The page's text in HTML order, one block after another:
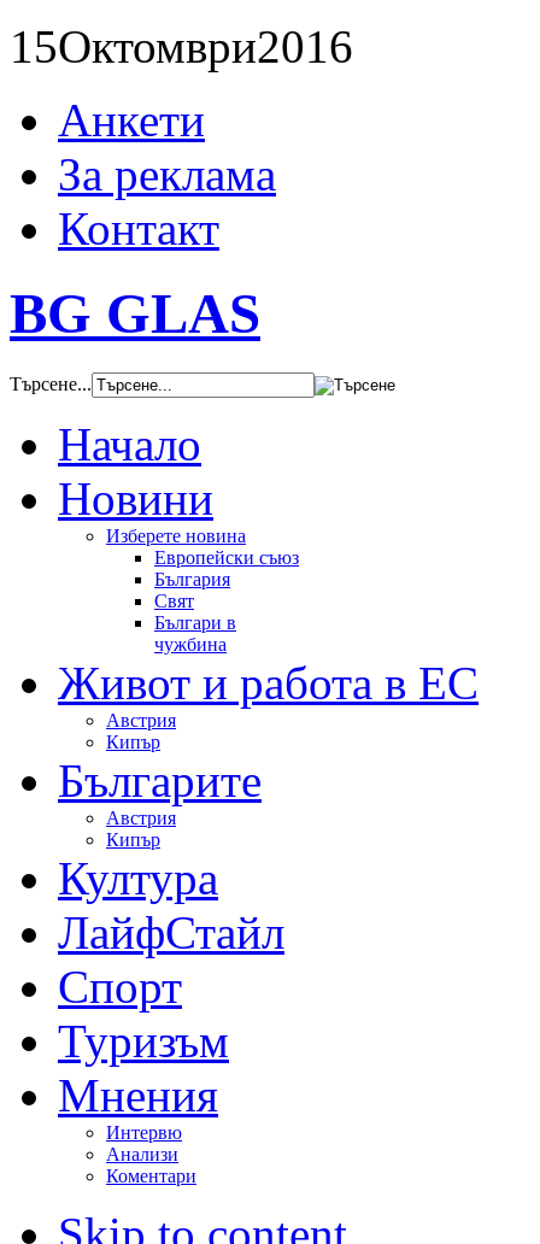
15Октомври2016
Анкети
За реклама
Контакт
BG GLAS
Търсене...
Начало
Новини
Изберете новина
Европейски съюз
България
Свят
Българи в
чужбина
Живот и работа в ЕС
Австрия
Кипър
Българите
Австрия
Кипър
Култура
ЛайфСтайл
Спорт
Туризъм
Мнения
Интервю
Анализи
Коментари
Skip to content